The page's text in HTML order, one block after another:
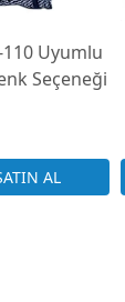
110 Uyumlu
Seçeneği